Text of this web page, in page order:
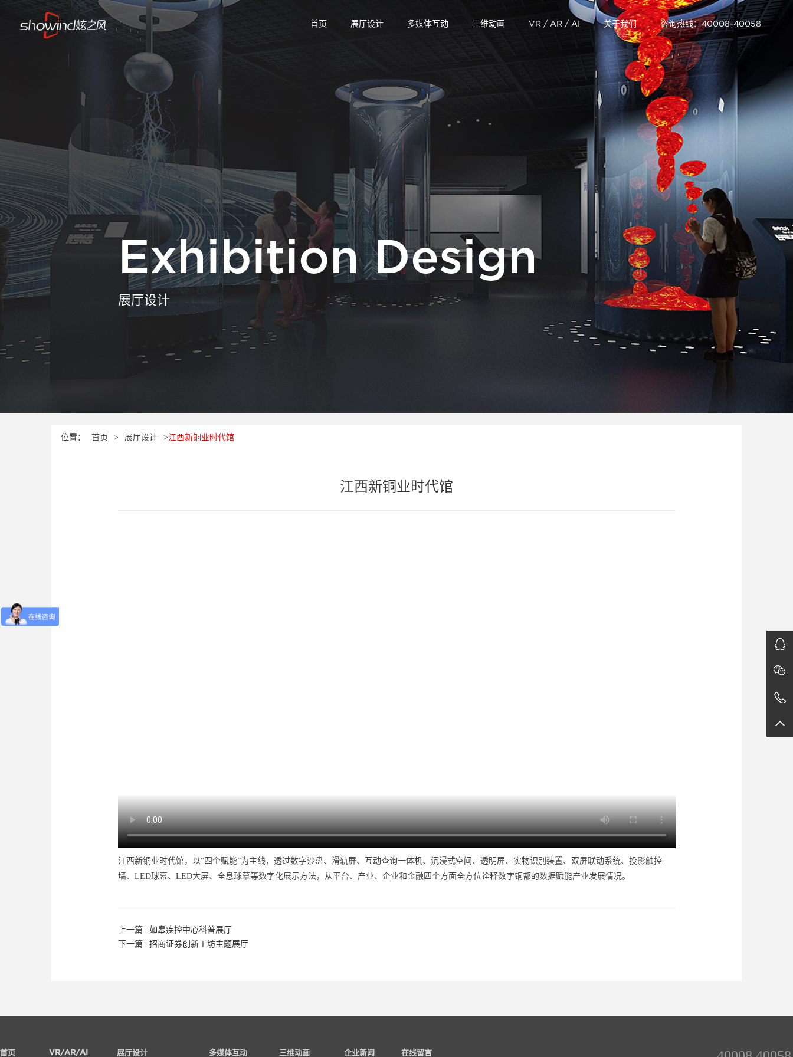
首页 展厅设计 多媒体互动 三维动画 VR / AR / AI 关于我们 咨询热线：40008-40058
Exhibition Design
展厅设计
位置： 首页 > 展厅设计 >江西新铜业时代馆
江西新铜业时代馆
江西新铜业时代馆，以“四个赋能”为主线，透过数字沙盘、滑轨屏、互动查询一体机、沉浸式空间、透明屏、实物识别装置、双屏联动系统、投影触控
墙、LED球幕、LED大屏、全息球幕等数字化展示方法，从平台、产业、企业和金融四个方面全方位诠释数字铜都的数据赋能产业发展情况。
上一篇 | 如皋疾控中心科普展厅
下一篇 | 招商证券创新工坊主题展厅
首页 VR/AR/AI 展厅设计 多媒体互动 三维动画 企业新闻 在线留言